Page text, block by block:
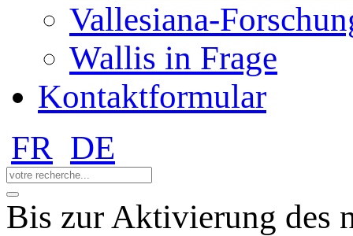
Vallesiana-
Wallis in Frage
Kontaktformular
FR DE
Bis zur Aktivierung des